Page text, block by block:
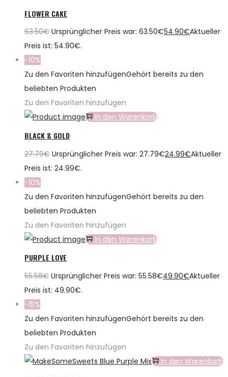
FLOWER CAKE
63.50€ Ursprünglicher Preis war: 63.50€54.90€Aktueller
Preis ist: 54.90€.
-10%
Zu den Favoriten hinzufügenGehört bereits zu den
beliebten Produkten
Zu den Favoriten hinzufügen
In den Warenkorb
BLACK & GOLD
27.79€ Ursprünglicher Preis war: 27.79€24.99€Aktueller
Preis ist: 24.99€.
-10%
Zu den Favoriten hinzufügenGehört bereits zu den
beliebten Produkten
Zu den Favoriten hinzufügen
In den Warenkorb
PURPLE LOVE
55.58€ Ursprünglicher Preis war: 55.58€49.90€Aktueller
Preis ist: 49.90€.
-15%
Zu den Favoriten hinzufügenGehört bereits zu den
beliebten Produkten
Zu den Favoriten hinzufügen
In den Warenkorb